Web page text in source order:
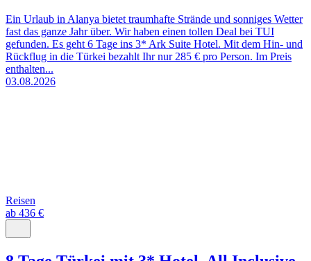
Ein Urlaub in Alanya bietet traumhafte Strände und sonniges Wetter
fast das ganze Jahr über. Wir haben einen tollen Deal bei TUI
gefunden. Es geht 6 Tage ins 3* Ark Suite Hotel. Mit dem Hin- und
Rückflug in die Türkei bezahlt Ihr nur 285 € pro Person. Im Preis
enthalten...
03.08.2026
Reisen
ab 436 €